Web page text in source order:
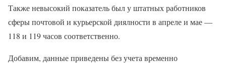
Также невысокий показатель был у штатных работников
сферы почтовой и курьерской диялности в апреле и мае —
118 и 119 часов соответственно.
Добавим, данные приведены без учета временно